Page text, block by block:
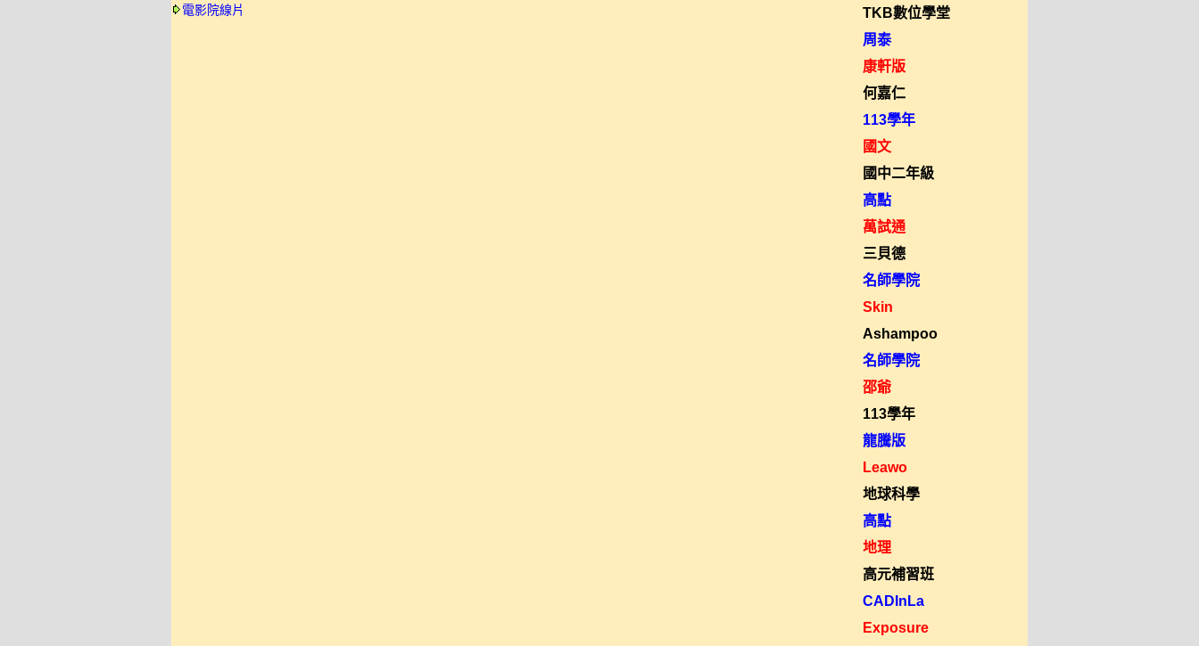
電影院線片
TKB數位學堂
周泰
康軒版
何嘉仁
113學年
國文
國中二年級
高點
萬試通
三貝德
名師學院
Skin
Ashampoo
名師學院
邵爺
113學年
龍騰版
Leawo
地球科學
高點
地理
高元補習班
CADInLa
Exposure